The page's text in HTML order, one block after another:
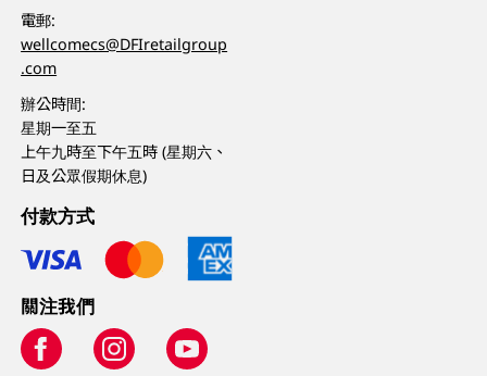
電郵:
wellcomecs@DFIretailgroup
.com
辦公時間:
星期一至五
上午九時至下午五時 (星期六、
日及公眾假期休息)
付款方式
關注我們